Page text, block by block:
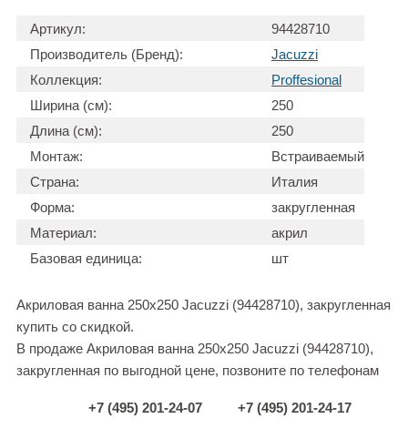
Артикул:
94428710
Производитель (Бренд):
Jacuzzi
Коллекция:
Proffesional
Ширина (см):
250
Длина (см):
250
Монтаж:
Встраиваемый
Страна:
Италия
Форма:
закругленная
Материал:
акрил
Базовая единица:
шт
Акриловая ванна 250x250 Jacuzzi (94428710), закругленная
купить со скидкой.
В продаже Акриловая ванна 250x250 Jacuzzi (94428710),
закругленная по выгодной цене, позвоните по телефонам
+7 (495) 201-24-07 +7 (495) 201-24-17